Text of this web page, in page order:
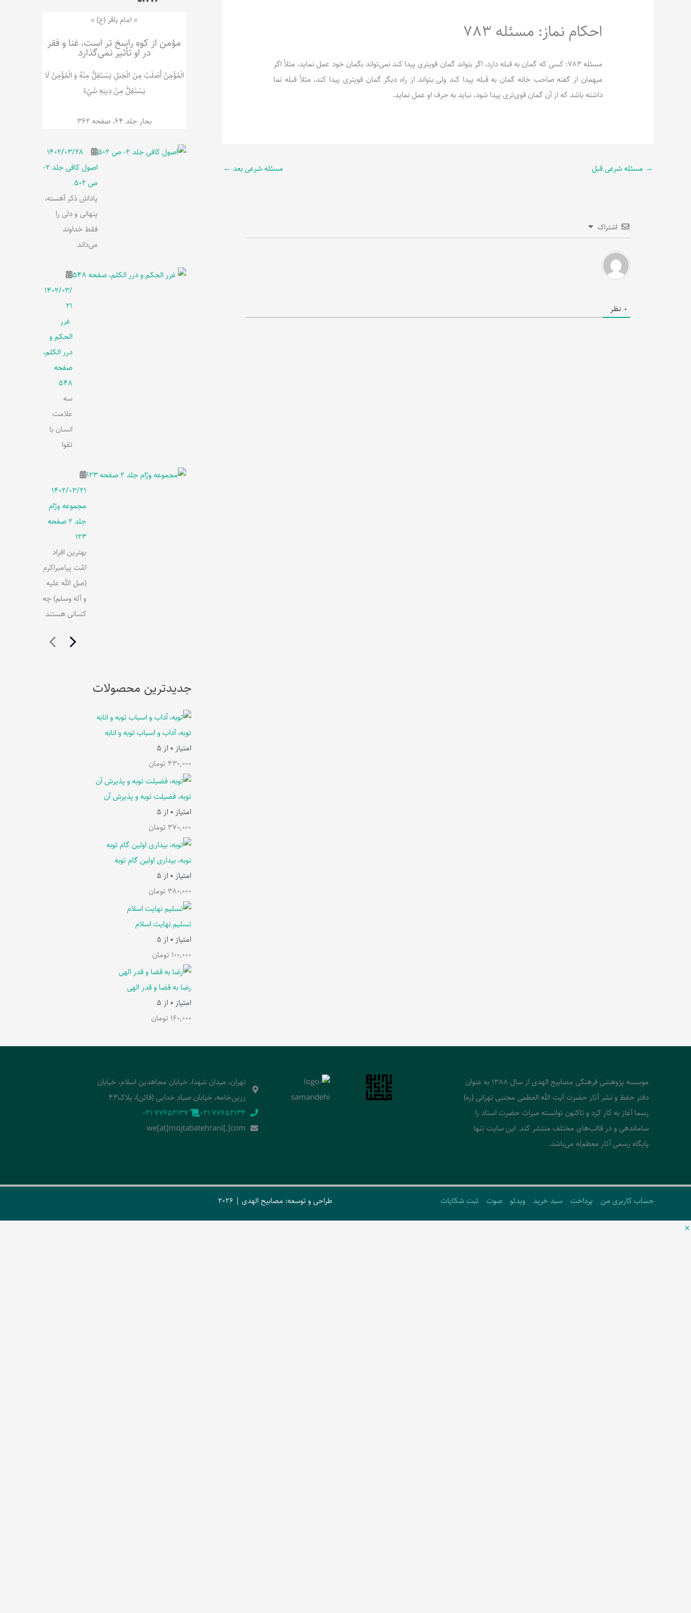
ه
احکام نماز: مسئله 783
مسئله 783: کسی که گمان به قبله دارد، اگر بتواند گمان قویتری پیدا کند نمی‌تواند بگمان خود عمل نماید، مثلاً اگر
میهمان از گفته صاحب خانه گمان به قبله پیدا کند ولی بتواند از راه دیگر گمان قویتری پیدا کند، مثلاً قبله نما
داشته باشد که از آن گمان قوی‌تری پیدا شود، نباید به حرف او عمل نماید.
→ مسئله شرعی قبل مسئله شرعی بعد ←
اشتراک
0 نظر
« امام باقر (ع) »
مؤمن از کوه راسخ تر است، غنا و فقر
در او تأثیر نمی‌گذارد
الْمُؤْمِنُ‌ أَصْلَبُ‌ مِنَ‌ الْجَبَلِ‌ یَسْتَقِلُّ مِنْهُ وَ الْمُؤْمِنُ لَا
يَسْتَقِلُّ مِنْ دِينِهِ شَيْ‌ءٌ
بحار جلد 64، صفحه 362
۱۴۰۲/۰۳/۲۸
اصول کافی جلد 2-
ص 502
پاداش ذکر آهسته،
پنهانی و دلی را
فقط خداوند
می‌داند
۱۴۰۲/۰۳/
۲۱
غرر
الحکم و
درر الکلم،
صفحه
548
سه
علامت
انسان با
تقوا
۱۴۰۲/۰۳/۲۱
مجموعه ورّام
جلد 2 صفحه
123
بهترین افراد
امّت پیامبراکرم
(صل الله علیه
و آله وسلم) چه
کسانی هستند
جدیدترین محصولات
توبه، آداب و اسباب توبه و انابه
امتیاز 0 از 5
430,000 تومان
توبه، فضیلت توبه و پذیرش آن
امتیاز 0 از 5
370,000 تومان
توبه، بیداری اولین گام توبه
امتیاز 0 از 5
380,000 تومان
تسلیم نهایت اسلام
امتیاز 0 از 5
100,000 تومان
رضا به قضا و قدر الهی
امتیاز 0 از 5
160,000 تومان
موسسه پژوهشی فرهنگی مصابیح الهدی از سال 1388 به عنوان
دفتر حفظ و نشر آثار حضرت آیت الله العظمی مجتبی تهرانی (ره)
رسما آغاز به کار کرد و تاکنون توانسته میراث حضرت استاد را
ساماندهی و در قالب‌های مختلف منتشر کند. این سایت تنها
پایگاه رسمی آثار معظم‌له می‌باشد.
تهران، میدان شهدا، خیابان مجاهدین اسلام، خیابان
زرین‌خامه، خیابان صیاد خدایی (قائن)، پلاک43
‭021 77652134‬
‭021 77652137‬
we[at]mojtabatehrani[.]com
حساب کاربری من پرداخت سبد خرید ویدئو صوت ثبت شکایات طراحی و توسعه: مصابیح الهدی | 2026